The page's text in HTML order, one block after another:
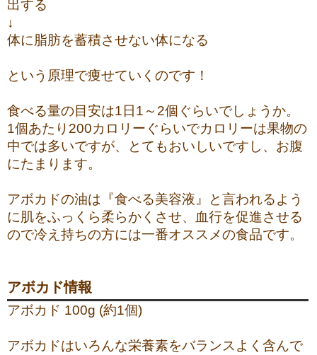
出する
↓
体に脂肪を蓄積させない体になる
という原理で痩せていくのです！
食べる量の目安は1日1～2個ぐらいでしょうか。
1個あたり200カロリーぐらいでカロリーは果物の
中では多いですが、とてもおいしいですし、お腹
にたまります。
アボカドの油は『食べる美容液』と言われるよう
に肌をふっくら柔らかくさせ、血行を促進させる
ので冷え持ちの方には一番オススメの食品です。
アボカド情報
アボカド 100g (約1個)
アボカドはいろんな栄養素をバランスよく含んで